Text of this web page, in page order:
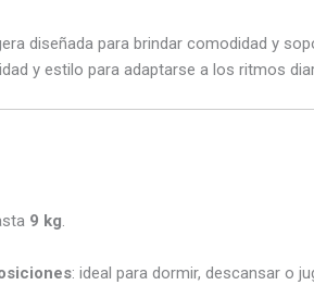
diseñada para brindar comodidad y
y estilo para adaptarse a los ritmos
9 kg.
: ideal para dormir, descansar o